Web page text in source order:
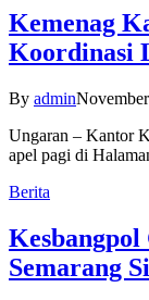
Kemenag
Koordinasi
By admin
Ungaran – Kantor
apel pagi di
Berita
Kesbangpol
Semarang